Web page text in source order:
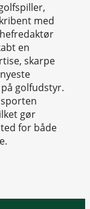
med
en
skarpe
golfudstyr.
gør
for både